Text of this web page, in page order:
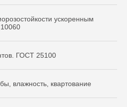
ускоренным
ГОСТ 25100
влажность, квартование